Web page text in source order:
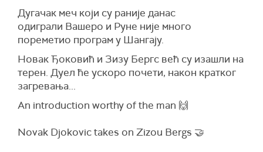
Дугачак меч који су раније данас
одиграли Вашеро и Руне није много
пореметио програм у Шангају.
Новак Ђоковић и Зизу Бергс већ су изашли на
терен. Дуел ће ускоро почети, након кратког
загревања...
An introduction worthy of the man 🙌
Novak Djokovic takes on Zizou Bergs 🤝